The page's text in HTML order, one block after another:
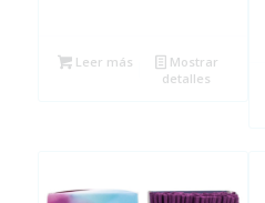
Leer más
Mostrar
detalles